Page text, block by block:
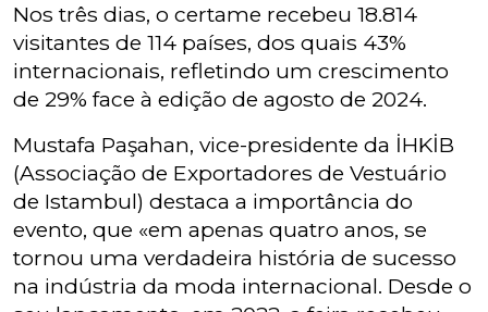
Nos três dias, o certame recebeu 18.814
visitantes de 114 países, dos quais 43%
internacionais, refletindo um crescimento
de 29% face à edição de agosto de 2024.
Mustafa Paşahan, vice-presidente da İHKİB
(Associação de Exportadores de Vestuário
de Istambul) destaca a importância do
evento, que «em apenas quatro anos, se
tornou uma verdadeira história de sucesso
na indústria da moda internacional. Desde o